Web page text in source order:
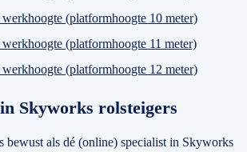
(platformhoogte 10 meter)
(platformhoogte 11 meter)
(platformhoogte 12 meter)
Skyworks rolsteigers
bewust als dé (online) specialist in Skyworks